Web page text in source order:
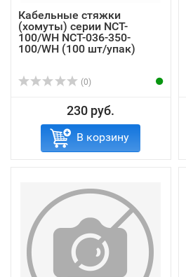
Кабельные стяжки
(хомуты) серии NCT-
100/WH NCT-036-350-
100/WH (100 шт/упак)
(0)
230 руб.
В корзину